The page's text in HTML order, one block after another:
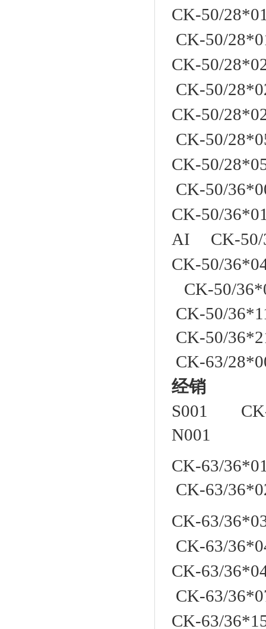
CK-50/
CK-50/
CK-50/
CK-50/
CK-50/
CK-50/
CK-50/
CK-50/
CK-50/
AI CK-50/
CK-50/
CK-50/
CK-50/
CK-50/
CK-63/
经销
S001 CK-
N001
CK-63/
CK-63/
CK-63/
CK-63/
CK-63/
CK-63/
CK-63/